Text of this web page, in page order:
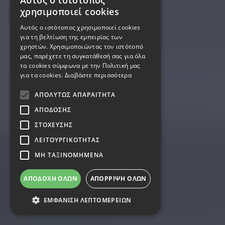
χρησιμοποιεί cookies
Αυτός ο ιστότοπος χρησιμοποιεί cookies
για τη βελτίωση της εμπειρίας των
χρηστών. Χρησιμοποιώντας τον ιστότοπό
μας, παρέχετε τη συγκατάθεσή σας για όλα
τα cookies σύμφωνα με την Πολιτική μας
για τα cookies. Διαβάστε περισσότερα
ΑΠΟΛΎΤΩΣ ΑΠΑΡΑΊΤΗΤΑ
ΑΠΌΔΟΣΗΣ
ΣΤΌΧΕΥΣΗΣ
ΛΕΙΤΟΥΡΓΙΚΌΤΗΤΑΣ
ΜΗ ΤΑΞΙΝΟΜΗΜΈΝΑ
ΑΠΟΔΟΧΉ ΌΛΩΝ ΑΠΌΡΡΙΨΗ ΌΛΩΝ
ΕΜΦΆΝΙΣΗ ΛΕΠΤΟΜΕΡΕΙΏΝ